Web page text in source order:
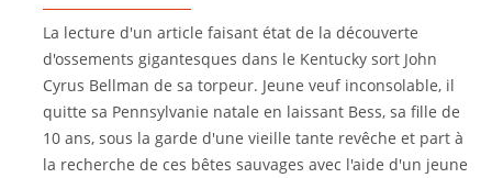
La lecture d'un article faisant état de la découverte
d'ossements gigantesques dans le Kentucky sort John
Cyrus Bellman de sa torpeur. Jeune veuf inconsolable, il
quitte sa Pennsylvanie natale en laissant Bess, sa fille de
10 ans, sous la garde d'une vieille tante revêche et part à
la recherche de ces bêtes sauvages avec l'aide d'un jeune